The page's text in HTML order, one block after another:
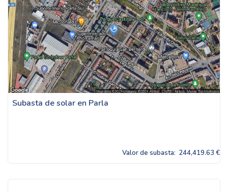
Subasta de solar en Parla
Valor de subasta: 244,419.63 €